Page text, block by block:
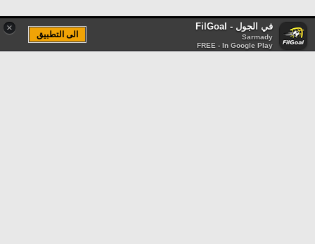
× في الجول - FilGoal
Sarmady
FREE - In Google Play
الى التطبيق